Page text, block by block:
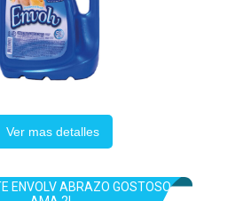
Ver mas detalles
ENVOLV ABRAZO GOSTOSO